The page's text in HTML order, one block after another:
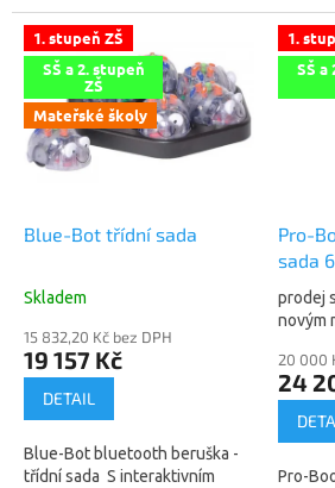
528 ks Sada LEGO Education
SPIKE...
1. stupeň ZŠ
SŠ a 2. stupeň
ZŠ
Mateřské školy
Blue-Bot třídní sada
Skladem
15 832,20 Kč bez DPH
19 157 Kč
DETAIL
Blue-Bot bluetooth beruška -
třídní sada S interaktivním
1.
SŠ a
Pro-
sada
prodej
novým
20 000
24
Pro-